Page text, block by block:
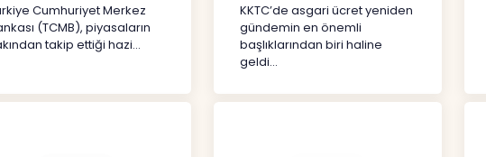
Cumhuriyet Merkez
(TCMB), piyasaların
takip ettiği hazi...
Haberler
KKTC’de asgari ücret yeniden
gündemin en önemli
başlıklarından biri haline
geldi...